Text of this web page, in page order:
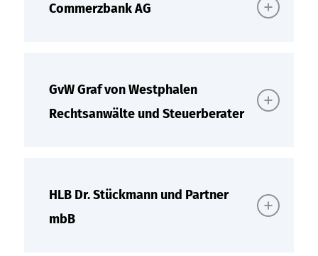
Commerzbank AG
GvW Graf von Westphalen
Rechtsanwälte und Steuerberater
HLB Dr. Stückmann und Partner
mbB